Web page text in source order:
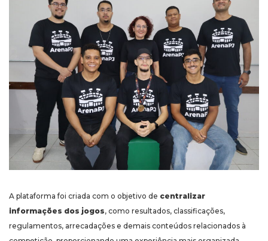
A plataforma foi criada com o objetivo de centralizar
informações dos jogos, como resultados, classificações,
regulamentos, arrecadações e demais conteúdos relacionados à